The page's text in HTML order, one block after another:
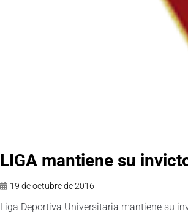
LIGA mantiene su
19 de octubre de 2016
Liga Deportiva Universitaria mantiene su